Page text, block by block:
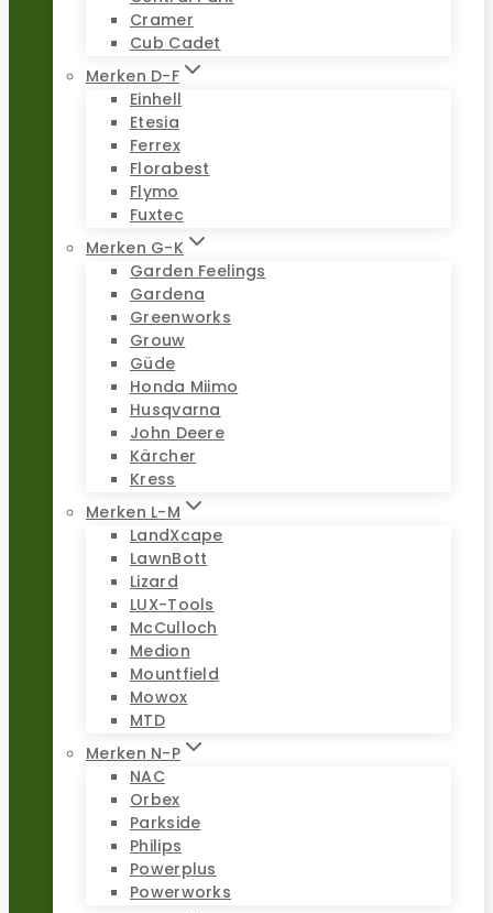
Cramer
Cub Cadet
Merken D-F
Einhell
Etesia
Ferrex
Florabest
Flymo
Fuxtec
Merken G-K
Garden Feelings
Gardena
Greenworks
Grouw
Güde
Honda Miimo
Husqvarna
John Deere
Kärcher
Kress
Merken L-M
LandXcape
LawnBott
Lizard
LUX-Tools
McCulloch
Medion
Mountfield
Mowox
MTD
Merken N-P
NAC
Orbex
Parkside
Philips
Powerplus
Powerworks